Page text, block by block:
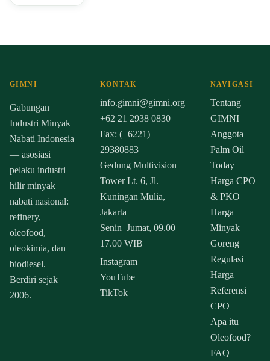
GIMNI
Gabungan
Industri Minyak
Nabati Indonesia
— asosiasi
pelaku industri
hilir minyak
nabati nasional:
refinery,
oleofood,
oleokimia, dan
biodiesel.
Berdiri sejak
2006.
KONTAK
info.gimni@gimni.org
+62 21 2938 0830
Fax: (+6221)
29380883
Gedung Multivision
Tower Lt. 6, Jl.
Kuningan Mulia,
Jakarta
Senin–Jumat, 09.00–
17.00 WIB
Instagram
YouTube
TikTok
NAVIGASI
Tentang
GIMNI
Anggota
Palm Oil
Today
Harga CPO
& PKO
Harga
Minyak
Goreng
Regulasi
Harga
Referensi
CPO
Apa itu
Oleofood?
FAQ